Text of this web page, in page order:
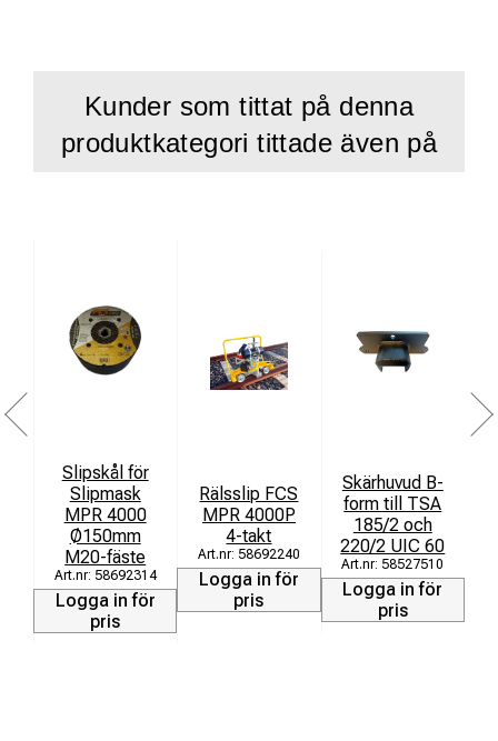
Kunder som tittat på denna
produktkategori tittade även på
Slipskål för
Slipmask
MPR 4000
Ø150mm
M20-fäste
58692314
Logga in för
pris
Rälsslip FCS
MPR 4000P
4-takt
58692240
Logga in för
pris
Skärhuvud B-
form till TSA
185/2 och
220/2 UIC 60
58527510
Logga in för
pris